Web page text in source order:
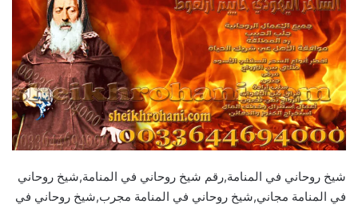
شيخ روحاني في المنامة,رقم شيخ روحاني في المنامة,شيخ روحاني
في المنامة مجاني,شيخ روحاني في المنامة مجرب,شيخ روحاني في